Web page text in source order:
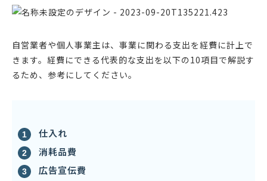
自営業者や個人事業主は、事業に関わる支出を経費に計上で
きます。経費にできる代表的な支出を以下の10項目で解説す
るため、参考にしてください。
仕入れ
消耗品費
広告宣伝費